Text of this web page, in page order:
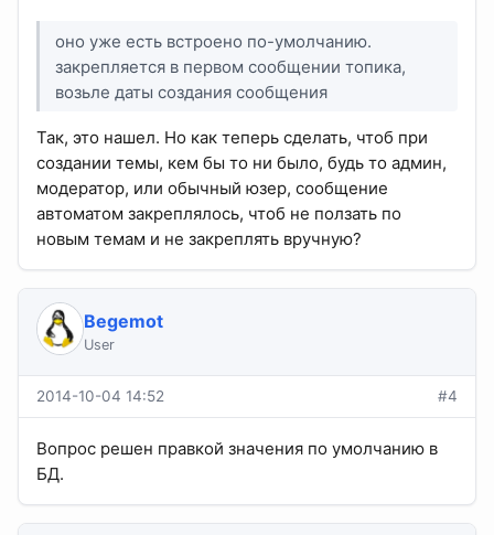
оно уже есть встроено по-умолчанию.
закрепляется в первом сообщении топика,
возьле даты создания сообщения
Так, это нашел. Но как теперь сделать, чтоб при
создании темы, кем бы то ни было, будь то админ,
модератор, или обычный юзер, сообщение
автоматом закреплялось, чтоб не ползать по
новым темам и не закреплять вручную?
Begemot
User
2014-10-04 14:52 #4
Вопрос решен правкой значения по умолчанию в
БД.